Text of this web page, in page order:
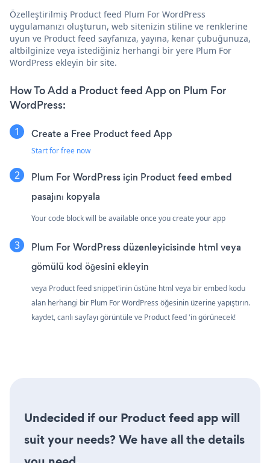
Özelleştirilmiş Product feed Plum For WordPress
uygulamanızı oluşturun, web sitenizin stiline ve renklerine
uyun ve Product feed sayfanıza, yayına, kenar çubuğunuza,
altbilginize veya istediğiniz herhangi bir yere Plum For
WordPress ekleyin bir site.
How To Add a Product feed App on Plum For
WordPress:
Create a Free Product feed App
Start for free now
Plum For WordPress için Product feed embed
pasajını kopyala
Your code block will be available once you create your app
Plum For WordPress düzenleyicisinde html veya
gömülü kod öğesini ekleyin
veya Product feed snippet'inin üstüne html veya bir embed kodu
alan herhangi bir Plum For WordPress öğesinin üzerine yapıştırın.
kaydet, canlı sayfayı görüntüle ve Product feed 'in görünecek!
Undecided if our Product feed app will
suit your needs? We have all the details